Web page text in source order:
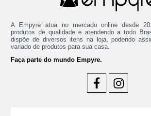
A Empyre atua no mercado online desde
produtos de qualidade e atendendo a todo
dispõe de diversos itens na loja, podendo
variado de produtos para sua casa.
Faça parte do mundo Empyre.